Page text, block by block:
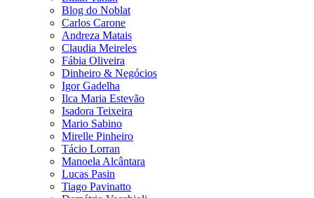
Blog do Noblat
Carlos Carone
Andreza Matais
Claudia Meireles
Fábia Oliveira
Dinheiro & Negócios
Igor Gadelha
Ilca Maria Estevão
Isadora Teixeira
Mario Sabino
Mirelle Pinheiro
Tácio Lorran
Manoela Alcântara
Lucas Pasin
Tiago Pavinatto